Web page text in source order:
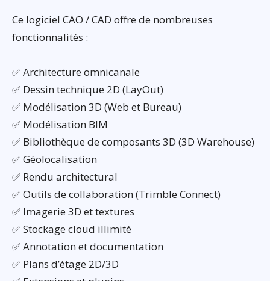
Ce logiciel CAO / CAD offre de nombreuses
fonctionnalités :
✅ Architecture omnicanale
✅ Dessin technique 2D (LayOut)
✅ Modélisation 3D (Web et Bureau)
✅ Modélisation BIM
✅ Bibliothèque de composants 3D (3D Warehouse)
✅ Géolocalisation
✅ Rendu architectural
✅ Outils de collaboration (Trimble Connect)
✅ Imagerie 3D et textures
✅ Stockage cloud illimité
✅ Annotation et documentation
✅ Plans d’étage 2D/3D